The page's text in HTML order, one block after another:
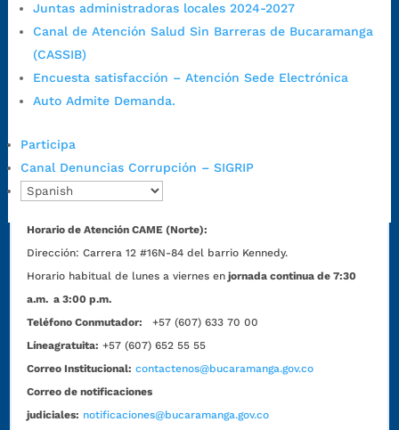
Juntas administradoras locales 2024-2027
Canal de Atención Salud Sin Barreras de Bucaramanga
(CASSIB)
Encuesta satisfacción – Atención Sede Electrónica
Auto Admite Demanda.
Participa
Canal Denuncias Corrupción – SIGRIP
Horario de Atención CAME (Central):
Lunes a jueves: 7:00 a.m. a 12:00 m y de 1:00 p.m. a 5:30 p.m.
Viernes: 7:00 a.m. a 5:00 p.m. en Jornada Continua con
Horario de Atención CAME (Norte):
Dirección:Carrera 12 #16N-84 del barrio Kennedy.
Horario habitual de lunes a viernes en jornada continua de 7:30
a.m. a 3:00 p.m.
Teléfono Conmutador:
+57 (607) 633 70 00
Líneagratuita: +57 (607) 652 55 55
Correo Institucional: contactenos@bucaramanga.gov.co
Correo de notificaciones
judiciales: notificaciones@bucaramanga.gov.co